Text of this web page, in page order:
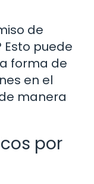
de
Esto puede
forma de
en el
manera
por